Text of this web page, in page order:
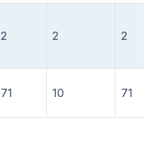
2 2 2
71 10 71